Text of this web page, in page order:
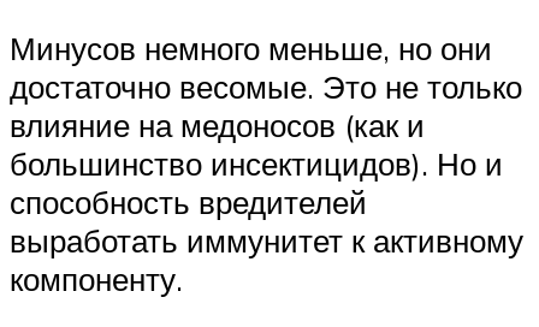
Минусов немного меньше, но они
достаточно весомые. Это не только
влияние на медоносов (как и
большинство инсектицидов). Но и
способность вредителей
выработать иммунитет к активному
компоненту.